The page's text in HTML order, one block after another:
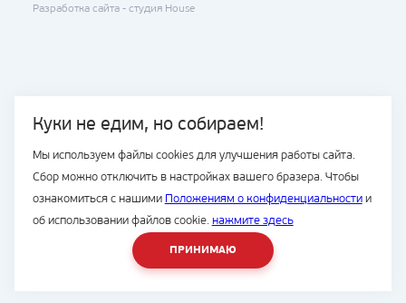
Куки не едим, но собираем!
Мы используем файлы cookies для улучшения работы сайта.
Сбор можно отключить в настройках вашего бразера. Чтобы
ознакомиться с нашими Положениям о конфиденциальностии
об использовании файлов cookie. нажмите здесь
ПРИНИМАЮ
Разработка сайта - студия House